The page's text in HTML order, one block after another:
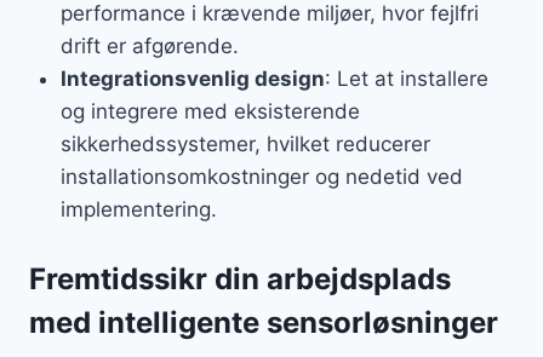
performance i krævende miljøer, hvor fejlfri
drift er afgørende.
Integrationsvenlig design: Let at installere
og integrere med eksisterende
sikkerhedssystemer, hvilket reducerer
installationsomkostninger og nedetid ved
implementering.
Fremtidssikr din arbejdsplads
med intelligente sensorløsninger